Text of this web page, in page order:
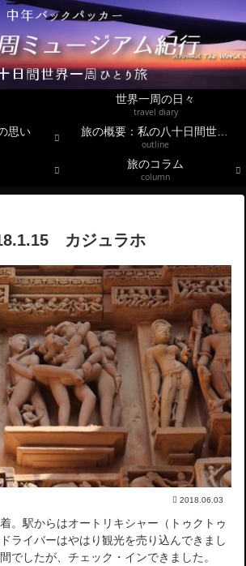
世界一周の日々
travel diary
思い 旅の概要：私の八十日間世界一周
outline
旅のコラム
column
カジュラホ
2018.06.03
。駅からはオートリキシャー（トゥクトゥ
ライバーはやはり観光を売り込んできまし
でしたが、チェック・インできました。